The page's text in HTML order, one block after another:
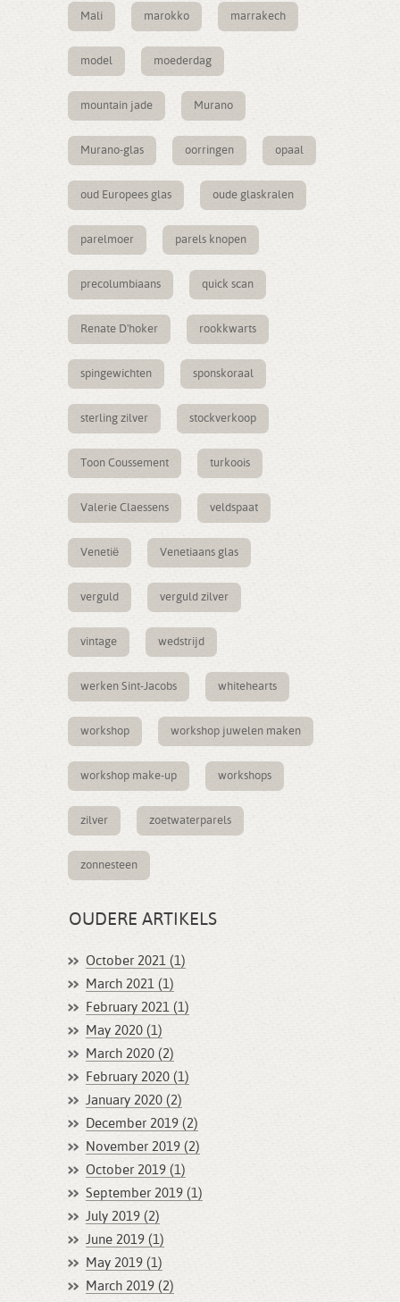
Mali marokko marrakech
model moederdag
mountain jade Murano
Murano-glas oorringen opaal
oud Europees glas oude glaskralen
parelmoer parels knopen
precolumbiaans quick scan
Renate D'hoker rookkwarts
spingewichten sponskoraal
sterling zilver stockverkoop
Toon Coussement turkoois
Valerie Claessens veldspaat
Venetië Venetiaans glas
verguld verguld zilver
vintage wedstrijd
werken Sint-Jacobs whitehearts
workshop workshop juwelen maken
workshop make-up workshops
zilver zoetwaterparels
zonnesteen
OUDERE ARTIKELS
October 2021 (1)
March 2021 (1)
February 2021 (1)
May 2020 (1)
March 2020 (2)
February 2020 (1)
January 2020 (2)
December 2019 (2)
November 2019 (2)
October 2019 (1)
September 2019 (1)
July 2019 (2)
June 2019 (1)
May 2019 (1)
March 2019 (2)